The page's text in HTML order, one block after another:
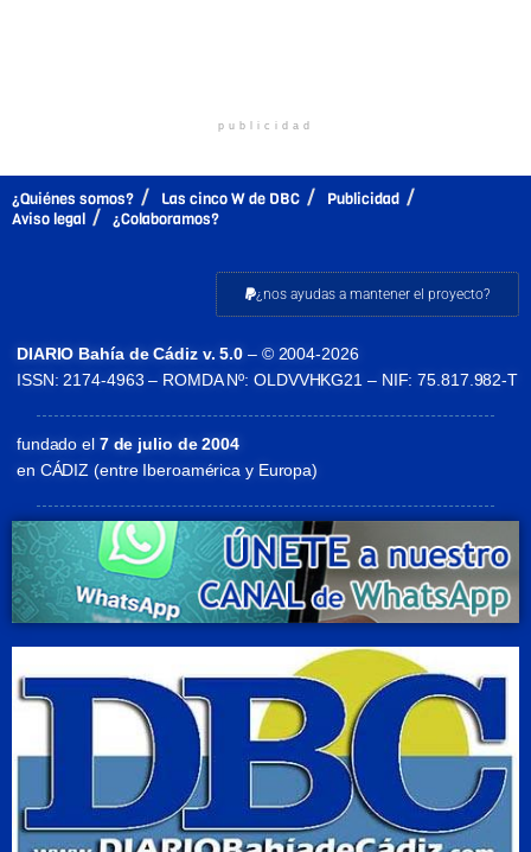
publicidad
¿Quiénes somos? Las cinco W de DBC
Publicidad
Aviso legal
¿Colaboramos?
¿nos ayudas a mantener el proyecto?
DIARIO Bahía de Cádiz v. 5.0 – © 2004-2026
ISSN: 2174-4963 – ROMDA Nº: OLDVVHKG21 – NIF: 75.817.982-T
fundado el7 de julio de 2004
en CÁDIZ (entre Iberoamérica y Europa)